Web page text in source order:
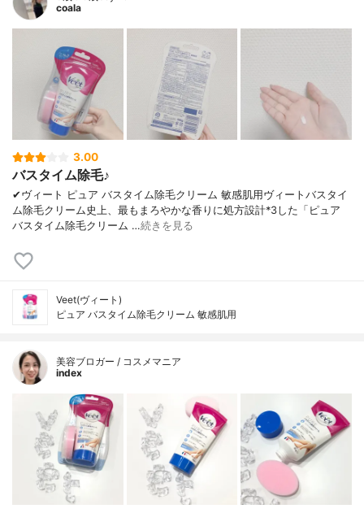
coala
3.00
バスタイム除毛♪
✔︎ヴィート ピュア バスタイム除毛クリーム 敏感肌用ヴィートバスタイ
ム除毛クリーム史上、最もまろやかな香りに処方設計*3した「ピュア
バスタイム除毛クリーム …続きを見る
Veet(ヴィート)
ピュア バスタイム除毛クリーム 敏感肌用
美容ブロガー / コスメマニア
index